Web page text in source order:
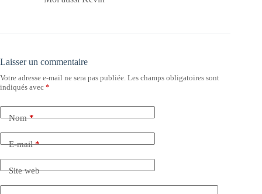
Laisser un commentaire
Votre adresse e-mail ne sera pas publiée. Les champs obligatoires sont
indiqués avec *
Nom*
E-mail*
Site web